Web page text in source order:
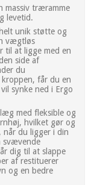
massiv træramme
levetid.
unik støtte og
vægtløs
til at ligge med en
side af
du
får du en
synke ned i Ergo
med fleksible og
hvilket gør og
når du ligger i din
svævende
dig til at slappe
af restituerer
og en bedre